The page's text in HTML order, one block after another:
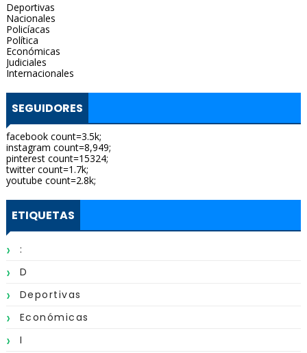
Deportivas
Nacionales
Policíacas
Política
Económicas
Judiciales
Internacionales
SEGUIDORES
facebook count=3.5k;
instagram count=8,949;
pinterest count=15324;
twitter count=1.7k;
youtube count=2.8k;
ETIQUETAS
:
D
Deportivas
Económicas
I